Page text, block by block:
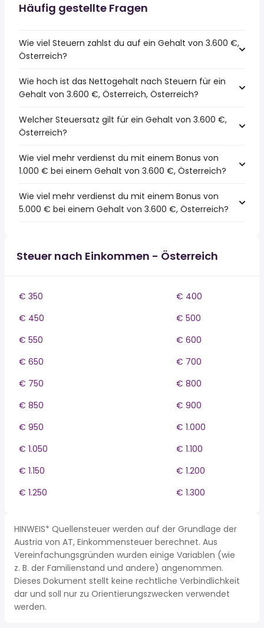
Häufig gestellte Fragen
Wie viel Steuern zahlst du auf ein Gehalt von 3.600 €,
Österreich?
Wie hoch ist das Nettogehalt nach Steuern für ein
Gehalt von 3.600 €, Österreich, Österreich?
Welcher Steuersatz gilt für ein Gehalt von 3.600 €,
Österreich?
Wie viel mehr verdienst du mit einem Bonus von
1.000 € bei einem Gehalt von 3.600 €, Österreich?
Wie viel mehr verdienst du mit einem Bonus von
5.000 € bei einem Gehalt von 3.600 €, Österreich?
Steuer nach Einkommen - Österreich
€ 350
€ 400
€ 450
€ 500
€ 550
€ 600
€ 650
€ 700
€ 750
€ 800
€ 850
€ 900
€ 950
€ 1.000
€ 1.050
€ 1.100
€ 1.150
€ 1.200
€ 1.250
€ 1.300
HINWEIS* Quellensteuer werden auf der Grundlage der
Austria von AT, Einkommensteuer berechnet. Aus
Vereinfachungsgründen wurden einige Variablen (wie
z. B. der Familienstand und andere) angenommen.
Dieses Dokument stellt keine rechtliche Verbindlichkeit
dar und soll nur zu Orientierungszwecken verwendet
werden.